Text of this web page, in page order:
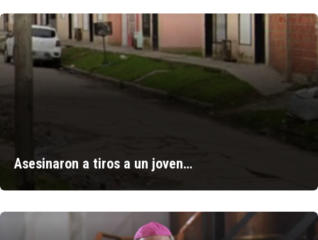
Asesinaron a tiros a un joven…